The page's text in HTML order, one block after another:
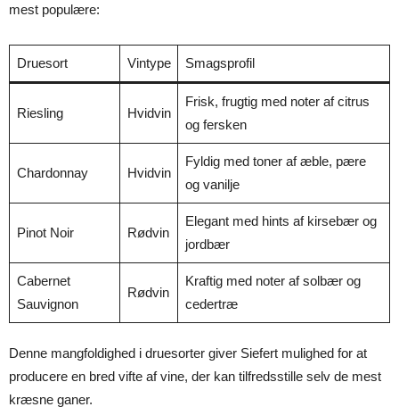
mest populære:
Druesort Vintype Smagsprofil
Riesling Hvidvin
Frisk, frugtig med noter af citrus
og fersken
Chardonnay Hvidvin
Fyldig med toner af æble, pære
og vanilje
Pinot Noir Rødvin
Elegant med hints af kirsebær og
jordbær
Cabernet
Sauvignon
Rødvin
Kraftig med noter af solbær og
cedertræ
Denne mangfoldighed i druesorter giver Siefert mulighed for at
producere en bred vifte af vine, der kan tilfredsstille selv de mest
kræsne ganer.